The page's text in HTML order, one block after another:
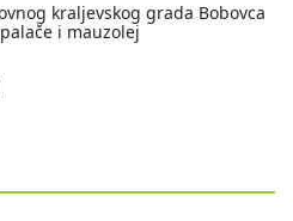
kraljevskog grada Bobovca
i mauzolej